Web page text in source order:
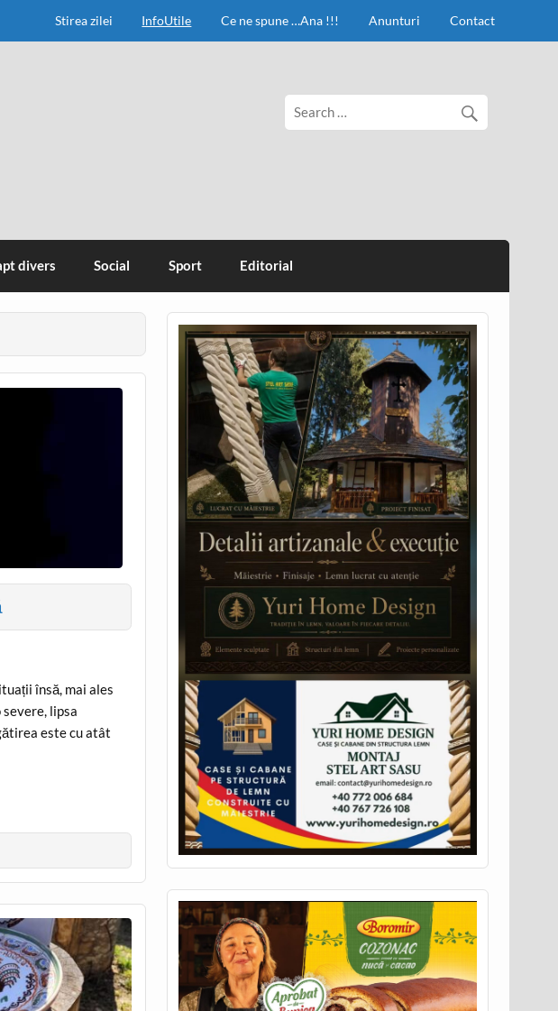
Stirea zilei InfoUtile Ce ne spune …Ana !!! Anunturi Contact
divers Social Sport Editorial
însă, mai ales
lipsa
este cu atât